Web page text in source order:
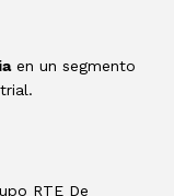
en un segmento
RTE De